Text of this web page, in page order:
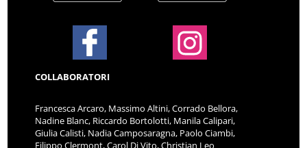
COLLABORATORI
Francesca Arcaro, Massimo Altini, Corrado Bellora,
Nadine Blanc, Riccardo Bortolotti, Manila Calipari,
Giulia Calisti, Nadia Camposaragna, Paolo Ciambi,
Filippo Clermont, Carol Di Vito, Christian Leo